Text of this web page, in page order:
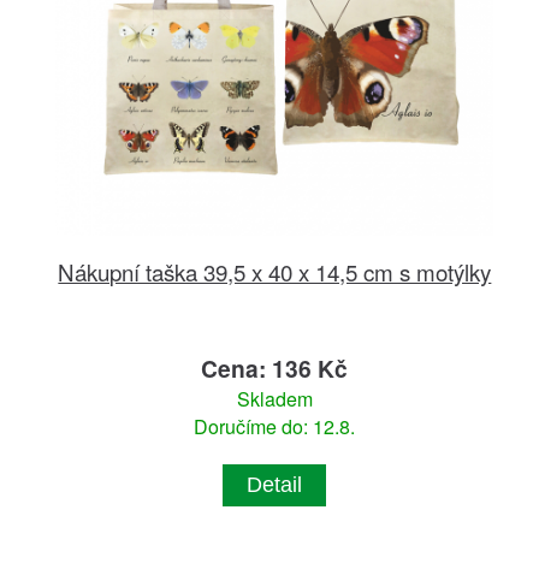
Nákupní taška 39,5 x 40 x 14,5 cm s motýlky
Cena: 136 Kč
Skladem
Doručíme do: 12.8.
Detail